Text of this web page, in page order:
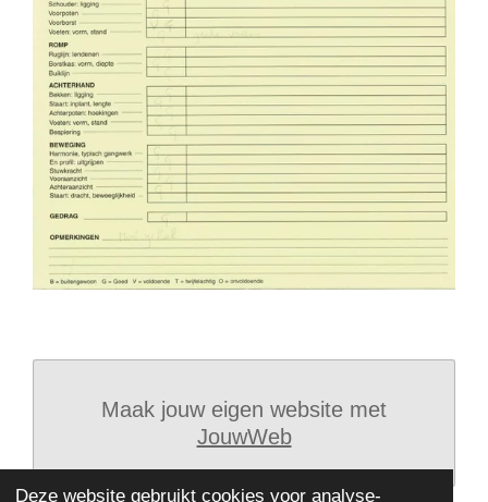
Deze website gebruikt cookies voor analyse-
Maak jouw eigen website met
JouwWeb